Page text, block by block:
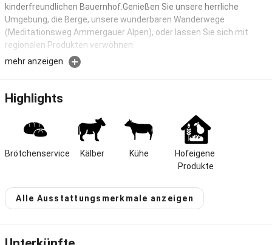
kinderfreundlichen Bauernhof.Genießen Sie unsere herrliche
Umgebung, die Berge, unsere wunderbaren Wanderwege
(Meditationsweg Ammergauer Alpen), oder lassen Sie sich mit
regionalen Produkten verwöhnen.
Herzlich willkommen auf unserem Bio-Betrieb.
Lassen Sie Ihren Alltag eine Weile hinter sich und genießen Sie Ihre
Ferien auf unserem kinderfreundlichen Bauernhof.
Wir freuen uns auch über ältere Menschen, die bei uns die idyllische
Ruhe genießen möchten.
Unser Hof ist Ausgangspunkt für herrliche Ausflugsziele. In
Möglichkeiten zum Wandern, Radeln, Langlaufen, Schwimmen,
Nordic-Walking.
mehr anzeigen
Highlights
Brötchenservice Kälber Kühe
Hofeigene
Produkte
Alle Ausstattungsmerkmale anzeigen